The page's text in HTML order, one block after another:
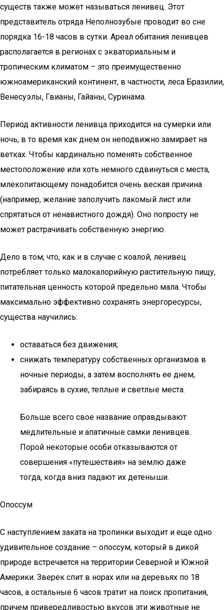
существ также может называться ленивец. Этот
представитель отряда Неполнозубые проводит во сне
порядка 16-18 часов в сутки. Ареал обитания ленивцев
располагается в регионах с экваториальным и
тропическим климатом – это преимущественно
южноамериканский континент, в частности, леса Бразилии,
Венесуэлы, Гвианы, Гайаны, Суринама.
Период активности ленивца приходится на сумерки или
ночь, в то время как днем он неподвижно замирает на
ветках. Чтобы кардинально поменять собственное
местоположение или хоть немного сдвинуться с места,
млекопитающему понадобится очень веская причина
(например, желание заполучить лакомый лист или
спрятаться от ненавистного дождя). Оно попросту не
может растрачивать собственную энергию.
Дело в том, что, как и в случае с коалой, ленивец
потребляет только малокалорийную растительную пищу,
питательная ценность которой предельно мала. Чтобы
максимально эффективно сохранять энергоресурсы,
существа научились:
оставаться без движения;
снижать температуру собственных организмов в
ночные периоды, а затем восполнять ее днем,
забираясь в сухие, теплые и светлые места.
Больше всего свое название оправдывают
медлительные и апатичные самки ленивцев.
Порой некоторые особи отказываются от
совершения «путешествия» на землю даже
тогда, когда вниз падают их детеныши.
Опоссум
С наступлением заката на тропинки выходит и еще одно
удивительное создание – опоссум, который в дикой
природе встречается на территории Северной и Южной
Америки. Зверек спит в норах или на деревьях по 18
часов, а остальные 6 часов тратит на поиск пропитания,
причем привередливостью вкусов эти животные не